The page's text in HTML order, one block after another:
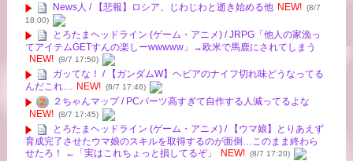
News人 / 【悲報】ロシア、じわじわと逝き始める他 NEW! (8/7
18:00)
とろたまヘッドライン (ゲーム・アニメ) / JRPG「他人の家漁っ
てアイテムGETすんの楽しーwwwww」→欧米で馬鹿にされてしまう
NEW! (8/7 17:50)
ガッてな！ / 【ガンダムW】ヘビアのナイフ切れ味どうなってる
んだこれ… NEW! (8/7 17:46)
２ちゃんマップ / PCパーツ高すぎて自作する人減ってるよな
NEW! (8/7 17:45)
とろたまヘッドライン (ゲーム・アニメ) / 【ウマ娘】とりあえず
育成完了させたウマ娘のスキルを取得するのが面倒…このまま終わら
せたろ！ ←「実はこれちょっと損してるぞ」
NEW! (8/7 17:20)